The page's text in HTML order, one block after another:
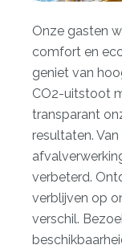
Onze gasten
comfort en
geniet van
CO2-uitstoot
transparant
resultaten.
verbeterd.
verblijven op
verschil.